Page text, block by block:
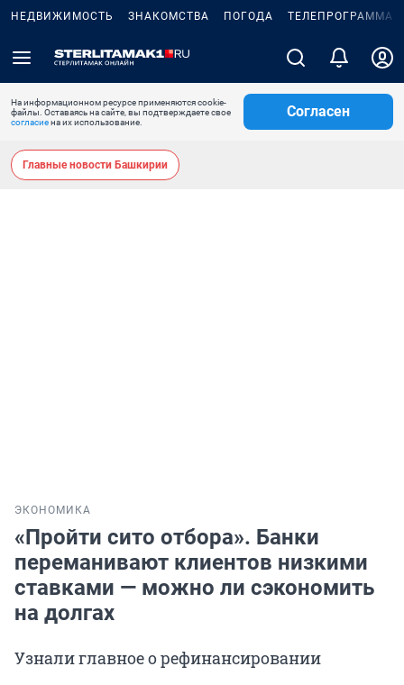
НЕДВИЖИМОСТЬ ЗНАКОМСТВА ПОГОДА ТЕЛЕПРОГРАММА
На информационном ресурсе применяются cookie-
файлы. Оставаясь на сайте, вы подтверждаете свое
согласиена их использование.
Согласен
Главные новости Башкирии
ЭКОНОМИКА
«Пройти сито отбора». Банки
переманивают клиентов низкими
ставками — можно ли сэкономить
на долгах
Узнали главное о рефинансировании